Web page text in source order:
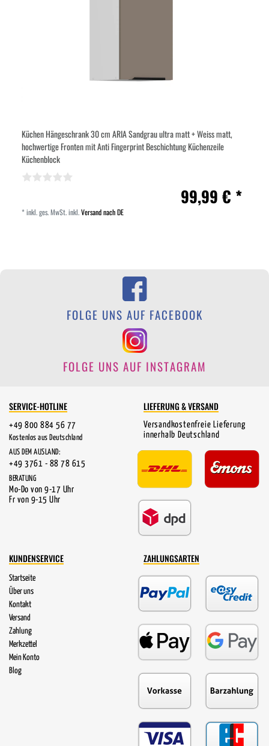
Küchen Hängeschrank 30 cm ARIA Sandgrau ultra matt + Weiss matt,
hochwertige Fronten mit Anti Fingerprint Beschichtung Küchenzeile
Küchenblock
99,99 € *
*inkl. ges. MwSt.inkl.Versand nach DE
FOLGE UNS AUF FACEBOOK
FOLGE UNS AUF INSTAGRAM
SERVICE-HOTLINE
+49 800 884 56 77
Kostenlos aus Deutschland
AUS DEM AUSLAND:
+49 3761 - 88 78 615
BERATUNG
Mo-Do von 9-17 Uhr
Fr von 9-15 Uhr
LIEFERUNG & VERSAND
Versandkostenfreie Lieferung
innerhalb Deutschland
KUNDENSERVICE
Startseite
Über uns
Kontakt
Versand
Zahlung
Merkzettel
Mein Konto
Blog
ZAHLUNGSARTEN